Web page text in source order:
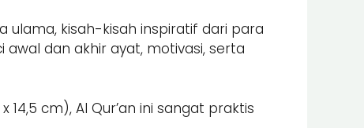
ulama, kisah-kisah inspiratif dari para
dan akhir ayat, motivasi, serta
cm), Al Qur’an ini sangat praktis